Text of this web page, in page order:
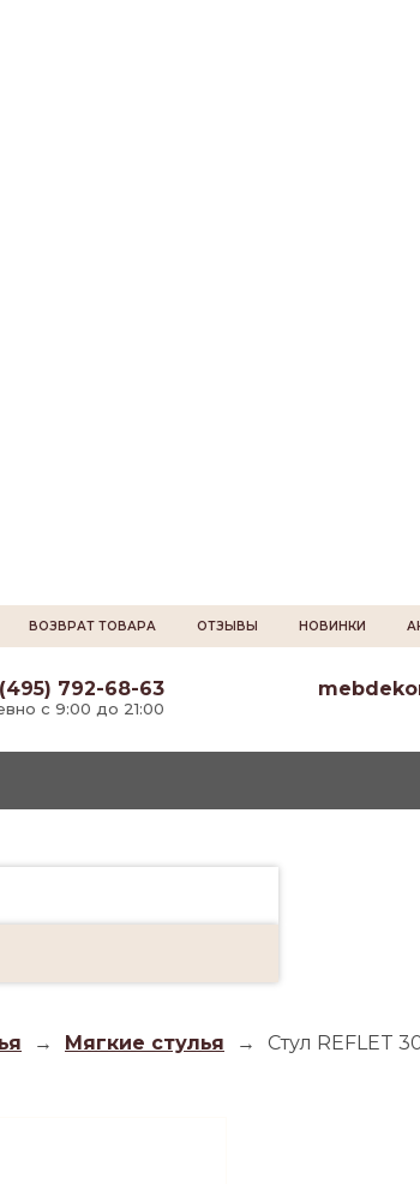
ВОЗВРАТ ТОВАРА ОТЗЫВЫ НОВИНКИ
792-68-63
с 9:00 до 21:00
→ Мягкие стулья → Стул REFLET